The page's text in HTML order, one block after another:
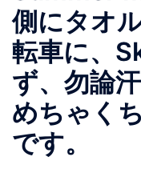
側にタオ
転車に、
ず、勿論
めちゃく
です。